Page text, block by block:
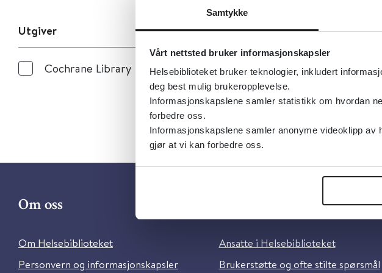
Samtykke
Vårt nettsted bruker informasjonskapsler
Helsebiblioteket bruker teknologier, inkludert
deg best mulig brukeropplevelse.
Informasjonskapslene samler statistikk om hvordan
forbedre oss.
Informasjonskapslene samler anonyme videoklipp
gjør at vi kan forbedre oss.
Utgiver
Cochrane Library
Cochrane
Om oss
Om Helsebiblioteket
Personvern og informasjonskapsler
Ansatte i Helsebiblioteket
Brukerstøtte og ofte stilte spørsmål